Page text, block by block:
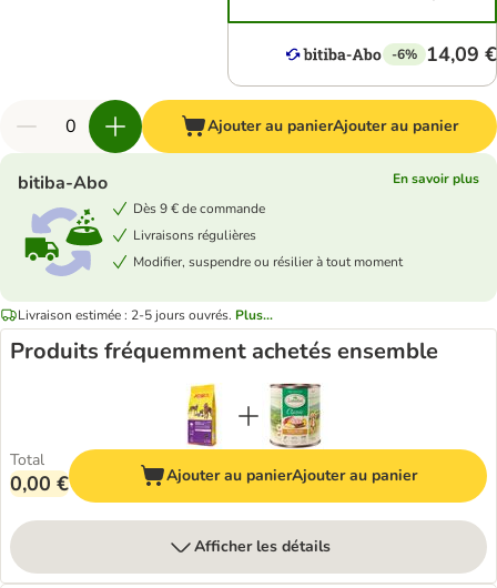
-6% 14,09 €
Ajouter au panierAjouter au panier
bitiba-Abo
En savoir plus
Dès 9 € de commande
Livraisons régulières
Modifier, suspendre ou résilier à tout moment
Livraison estimée : 2-5 jours ouvrés. Plus...
Produits fréquemment achetés ensemble
Total
0,00 € Ajouter au panierAjouter au panier
Afficher les détails